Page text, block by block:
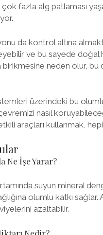
fazla alg patlaması
da kontrol altına
ve bu sayede doğal
birikmesine neden olur,
üzerindeki bu
nasıl
araçları kullanmak,
Ne İşe Yarar?
suyun mineral
olumlu katkı
azaltabilir.
Nedir?